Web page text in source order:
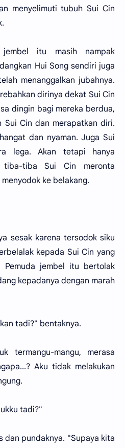
menyelimuti tubuh Sui Cin
itu masih nampak
Hui Song sendiri juga
menanggalkan jubahnya.
dirinya dekat Sui Cin
dingin bagi mereka berdua,
Sui Cin dan merapatkan diri.
dan nyaman. Juga Sui
lega. Akan tetapi hanya
tiba Sui Cin meronta
ke belakang.
sesak karena tersodok siku
kepada Sui Cin yang
Pemuda jembel itu bertolak
kepadanya dengan marah
tadi?" bentaknya.
termangu-mangu, merasa
Aku tidak melakukan
tadi?"
dan pundaknya. "Supaya kita